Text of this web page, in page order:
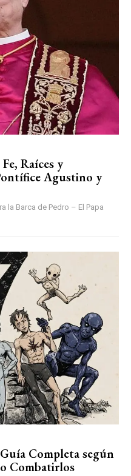
Raíces y
Agustino y
la Barca de Pedro – El Papa
Completa según
Combatirlos